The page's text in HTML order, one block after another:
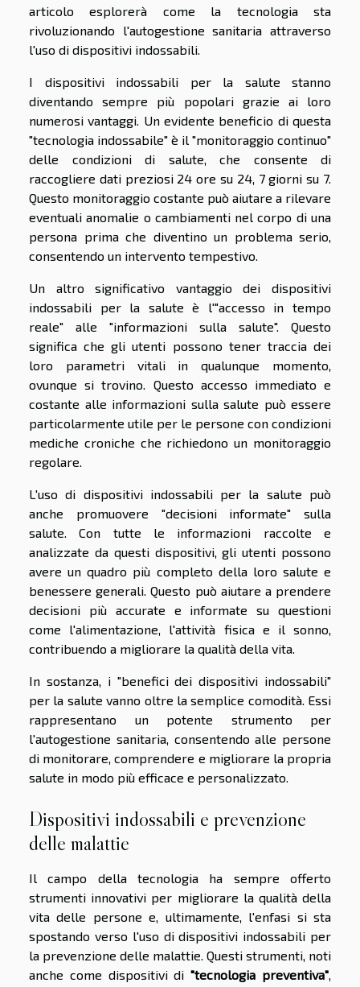
articolo esplorerà come la tecnologia sta
rivoluzionando l'autogestione sanitaria attraverso
l'uso di dispositivi indossabili.
I dispositivi indossabili per la salute stanno
diventando sempre più popolari grazie ai loro
numerosi vantaggi. Un evidente beneficio di questa
"tecnologia indossabile" è il "monitoraggio continuo"
delle condizioni di salute, che consente di
raccogliere dati preziosi 24 ore su 24, 7 giorni su 7.
Questo monitoraggio costante può aiutare a rilevare
eventuali anomalie o cambiamenti nel corpo di una
persona prima che diventino un problema serio,
consentendo un intervento tempestivo.
Un altro significativo vantaggio dei dispositivi
indossabili per la salute è l'"accesso in tempo
reale" alle "informazioni sulla salute". Questo
significa che gli utenti possono tener traccia dei
loro parametri vitali in qualunque momento,
ovunque si trovino. Questo accesso immediato e
costante alle informazioni sulla salute può essere
particolarmente utile per le persone con condizioni
mediche croniche che richiedono un monitoraggio
regolare.
L'uso di dispositivi indossabili per la salute può
anche promuovere "decisioni informate" sulla
salute. Con tutte le informazioni raccolte e
analizzate da questi dispositivi, gli utenti possono
avere un quadro più completo della loro salute e
benessere generali. Questo può aiutare a prendere
decisioni più accurate e informate su questioni
come l'alimentazione, l'attività fisica e il sonno,
contribuendo a migliorare la qualità della vita.
In sostanza, i "benefici dei dispositivi indossabili"
per la salute vanno oltre la semplice comodità. Essi
rappresentano un potente strumento per
l'autogestione sanitaria, consentendo alle persone
di monitorare, comprendere e migliorare la propria
salute in modo più efficace e personalizzato.
Dispositivi indossabili e prevenzione
delle malattie
Il campo della tecnologia ha sempre offerto
strumenti innovativi per migliorare la qualità della
vita delle persone e, ultimamente, l'enfasi si sta
spostando verso l'uso di dispositivi indossabili per
la prevenzione delle malattie. Questi strumenti, noti
anche come dispositivi di"tecnologia preventiva"